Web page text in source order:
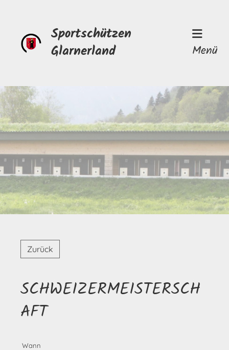
Sportschützen
Glarnerland
Menü
Zurück
SCHWEIZERMEISTERSCH
AFT
Wann